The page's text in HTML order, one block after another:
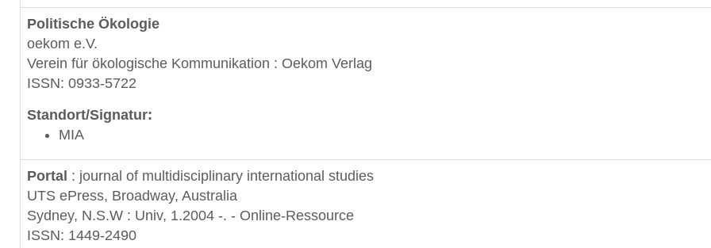
Politische Ökologie
oekom e.V.
Verein für ökologische Kommunikation : Oekom Verlag
ISSN: 0933-5722
Standort/Signatur:
MIA
Portal : journal of multidisciplinary international studies
UTS ePress, Broadway, Australia
Sydney, N.S.W : Univ, 1.2004 -. - Online-Ressource
ISSN: 1449-2490